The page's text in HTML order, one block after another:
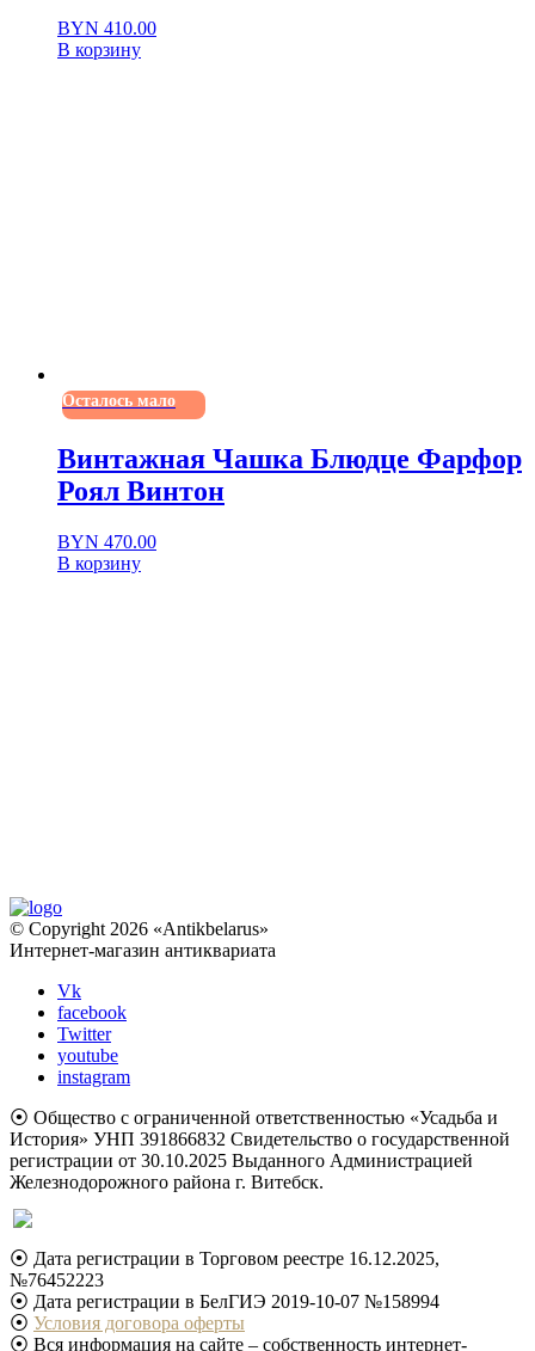
BYN 410.00
В корзину
Осталось мало
Винтажная Чашка Блюдце Фарфор
Роял Винтон
BYN 470.00
В корзину
© Copyright 2026 «Antikbelarus»
Интернет-магазин антиквариата
Vk
facebook
Twitter
youtube
instagram
⦿ Общество с ограниченной ответственностью «Усадьба и
История» УНП 391866832 Свидетельство о государственной
регистрации от 30.10.2025 Выданного Администрацией
Железнодорожного района г. Витебск.
⦿ Дата регистрации в Торговом реестре 16.12.2025,
№76452223
⦿ Дата регистрации в БелГИЭ 2019-10-07 №158994
⦿ Условия договора оферты
⦿ Вся информация на сайте – собственность интернет-